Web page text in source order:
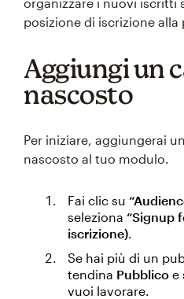
posizione di iscrizione alla
Aggiungi un
nascosto
Per iniziare, aggiungerai
nascosto al tuo modulo.
Fai clic su
seleziona “Signup
iscrizione).
Se hai più di un
tendina Pubblico e
vuoi lavorare.